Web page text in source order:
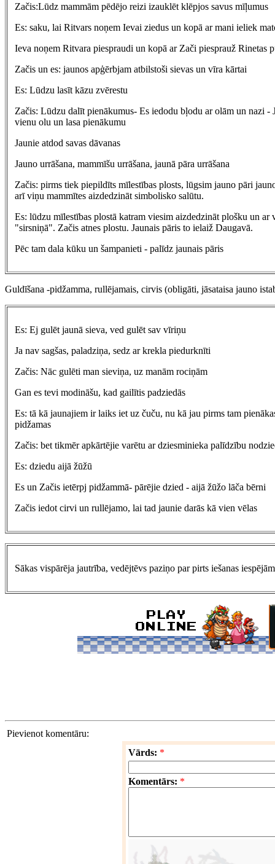
Začis:Lūdz mammām pēdējo reizi izauklēt klēpjos savus mīļumus
Es: saku, lai Ritvars noņem Ievai ziedus un kopā ar mani ieliek
Ieva noņem Ritvara piespraudi un kopā ar Zači piesprauž Rinetas
Začis un es: jaunos apģērbjam atbilstoši sievas un vīra kārtai
Es: Lūdzu lasīt kāzu zvērestu
Začis: Lūdzu dalīt pienākumus- Es iedodu bļodu ar olām un nazi -
vienu olu un lasa pienākumu
Jaunie atdod savas dāvanas
Jauno urrāšana, mammīšu urrāšana, jaunā pāra urrāšana
Začis: pirms tiek piepildīts mīlestības plosts, lūgsim jauno pāri
arī viņu mammītes aizdedzināt simbolisko salūtu.
Es: lūdzu mīlestības plostā katram viesim aizdedzināt plošku un ar
"sirsniņā". Začis atnes plostu. Jaunais pāris to ielaiž Daugavā.
Pēc tam dala kūku un šampanieti - palīdz jaunais pāris
Guldīšana -pidžamma, rullējamais, cirvis (obligāti, jāsataisa jauno
Es: Ej gulēt jaunā sieva, ved gulēt sav vīriņu
Ja nav sagšas, paladziņa, sedz ar krekla piedurknīti
Začis: Nāc gulēti man sieviņa, uz manām rociņām
Gan es tevi modināšu, kad gailītis padziedās
Es: tā kā jaunajiem ir laiks iet uz čuču, nu kā jau pirms tam
pidžamas
Začis: bet tikmēr apkārtējie varētu ar dziesminieka palīdzību
Es: dziedu aijā žūžū
Es un Začis ietērpj pidžammā- pārējie dzied - aijā žūžo lāča bērni
Začis iedot cirvi un rullējamo, lai tad jaunie darās kā vien vēlas
Sākas vispārēja jautrība, vedējtēvs paziņo par pirts iešanas iespējām
Pievienot komentāru:
Vārds: *
Komentārs: *